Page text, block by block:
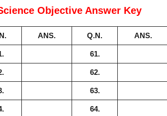
Objective Answer Key
ANS. Q.N. ANS.
61.
62.
63.
64.